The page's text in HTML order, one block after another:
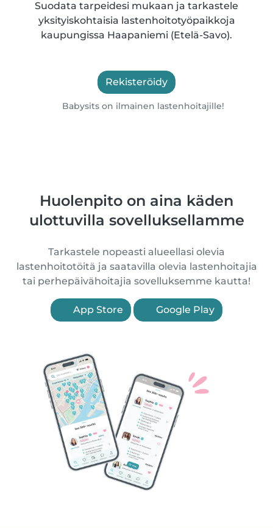
Suodata tarpeidesi mukaan ja tarkastele
yksityiskohtaisia lastenhoitotyöpaikkoja
kaupungissa Haapaniemi (Etelä-Savo).
Rekisteröidy
Babysits on ilmainen lastenhoitajille!
Huolenpito on aina käden
ulottuvilla sovelluksellamme
Tarkastele nopeasti alueellasi olevia
lastenhoitotöitä ja saatavilla olevia lastenhoitajia
tai perhepäivähoitajia sovelluksemme kautta!
App Store Google Play